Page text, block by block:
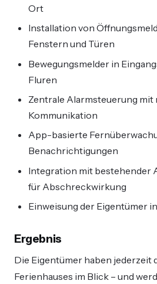
Ort
Installation von
Fenstern und Türen
Bewegungsmelder in
Fluren
Zentrale Alarmsteuerung mit
Kommunikation
App-basierte
Benachrichtigungen
Integration mit bestehender
für Abschreckwirkung
Einweisung der Eigentümer
Ergebnis
Die Eigentümer haben jederzeit
Ferienhauses im Blick – und